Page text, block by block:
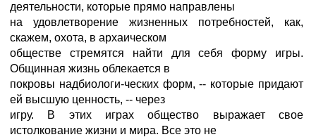
деятельности, которые прямо направлены
на удовлетворение жизненных потребностей, как,
скажем, охота, в архаическом
обществе стремятся найти для себя форму игры.
Общинная жизнь облекается в
покровы надбиологи-ческих форм, -- которые придают
ей высшую ценность, -- через
игру. В этих играх общество выражает свое
истолкование жизни и мира. Все это не